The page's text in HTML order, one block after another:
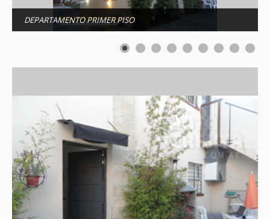
DEPARTAMENTO PRIMER PISO